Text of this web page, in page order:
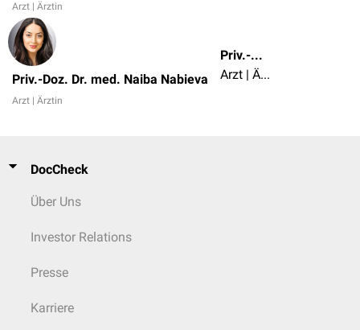
Arzt | Ärztin
Priv.-Doz. Dr. med. Naiba Nabieva
Arzt | Ärztin
Priv.-Doz. Dr. med. Naiba Nabieva
Arzt | Ärztin
DocCheck
Über Uns
Investor Relations
Presse
Karriere